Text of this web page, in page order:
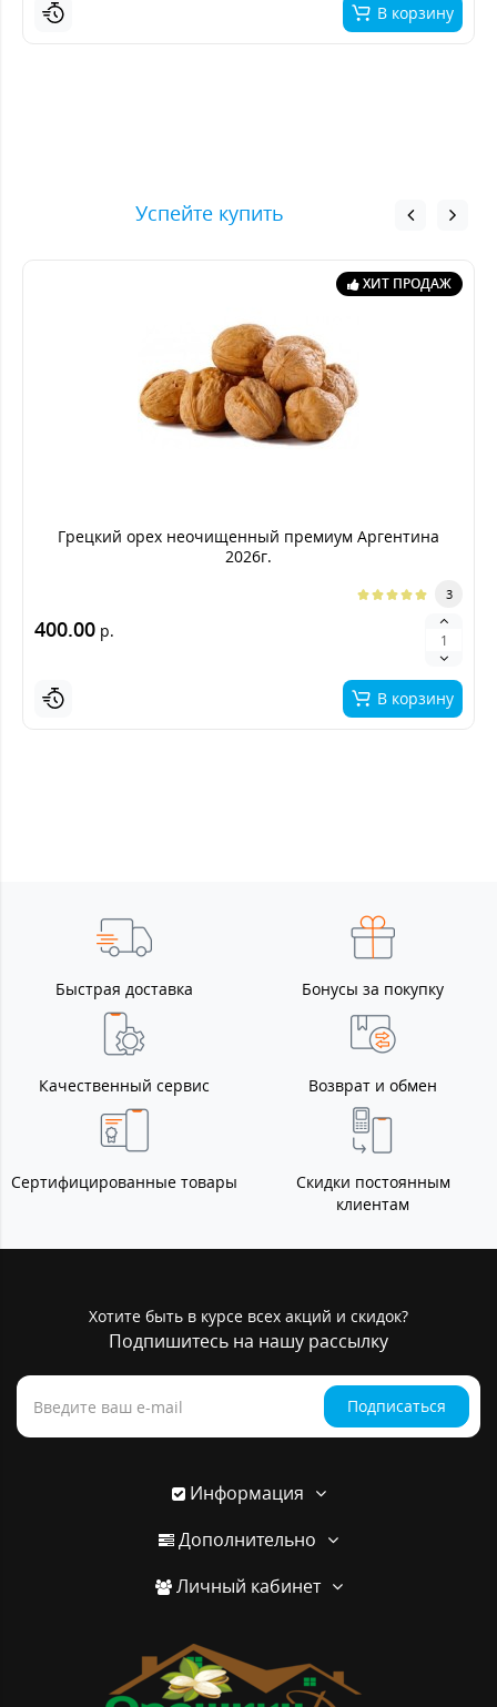
В корзину
Успейте купить
ХИТ ПРОДАЖ
Грецкий орех неочищенный премиум Аргентина
2026г.
3
400.00 р.
В корзину
Быстрая доставка Бонусы за покупку
Качественный сервис Возврат и обмен
Сертифицированные товары
Скидки постоянным
клиентам
Хотите быть в курсе всех акций и скидок?
Подпишитесь на нашу рассылку
Подписаться
Информация
Дополнительно
Личный кабинет